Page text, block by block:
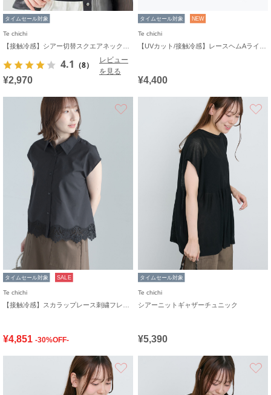
タイムセール対象
Te chichi
4.1 （8）
レビュー
を見る
¥2,970
タイムセール対象 NEW
Te chichi
¥4,400
タイムセール対象 SALE
Te chichi
¥4,851 -30%OFF-
タイムセール対象
Te chichi
シアーニットギャザーチュニック
¥5,390